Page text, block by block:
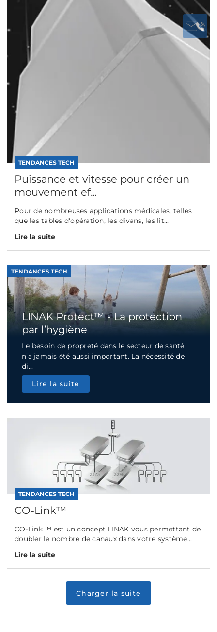
TENDANCES TECH
Puissance et vitesse pour créer un
mouvement ef...
Pour de nombreuses applications médicales, telles
que les tables d'opération, les divans, les lit...
Lire la suite
TENDANCES TECH
LINAK Protect™ - La protection
par l’hygiène
Le besoin de propreté dans le secteur de santé
n’a jamais été aussi important. La nécessité de
di...
Lire la suite
TENDANCES TECH
CO-Link™
CO-Link ™ est un concept LINAK vous permettant de
doubler le nombre de canaux dans votre système...
Lire la suite